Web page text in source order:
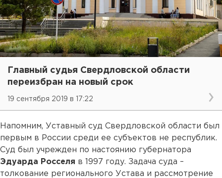
Главный судья Свердловской области
переизбран на новый срок
19 сентября 2019 в 17:22
Напомним, Уставный суд Свердловской области был
первым в России среди ее субъектов не республик.
Суд был учрежден по настоянию губернатора
Эдуарда Росселя в 1997 году. Задача суда –
толкование регионального Устава и рассмотрение